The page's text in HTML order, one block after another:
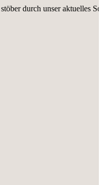
durch unser aktuelles